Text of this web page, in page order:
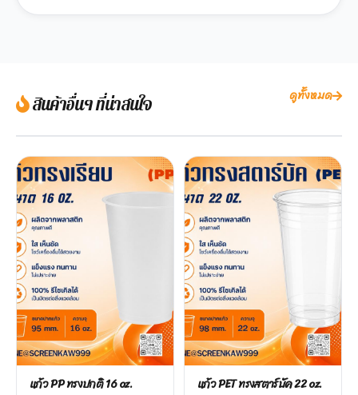
สินค้าอื่นๆ ที่น่าสนใจ ดูทั้งหมด
แก้ว PP ทรงปกติ 16 oz. แก้ว PET ทรงสตาร์บัค 22 oz.